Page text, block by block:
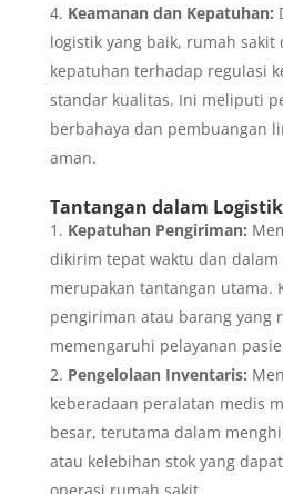
Keamanan dan Kepatuhan:
logistik yang baik, rumah sakit
kepatuhan terhadap regulasi
standar kualitas. Ini meliputi
berbahaya dan pembuangan
aman.
Tantangan dalam
Kepatuhan Pengiriman:
dikirim tepat waktu dan dalam
merupakan tantangan utama.
pengiriman atau barang yang
memengaruhi pelayanan
Pengelolaan Inventaris:
keberadaan peralatan medis
besar, terutama dalam
atau kelebihan stok yang